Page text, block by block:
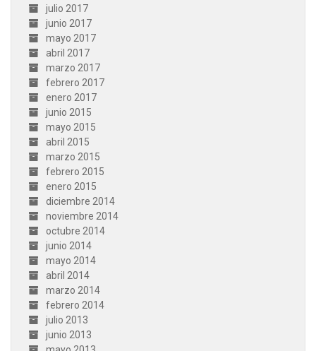
julio 2017
junio 2017
mayo 2017
abril 2017
marzo 2017
febrero 2017
enero 2017
junio 2015
mayo 2015
abril 2015
marzo 2015
febrero 2015
enero 2015
diciembre 2014
noviembre 2014
octubre 2014
junio 2014
mayo 2014
abril 2014
marzo 2014
febrero 2014
julio 2013
junio 2013